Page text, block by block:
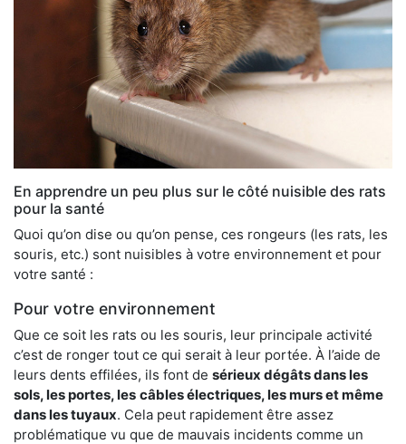
En apprendre un peu plus sur le côté nuisible des rats
pour la santé
Quoi qu’on dise ou qu’on pense, ces rongeurs (les rats, les
souris, etc.) sont nuisibles à votre environnement et pour
votre santé :
Pour votre environnement
Que ce soit les rats ou les souris, leur principale activité
c’est de ronger tout ce qui serait à leur portée. À l’aide de
leurs dents effilées, ils font de sérieux dégâts dans les
sols, les portes, les câbles électriques, les murs et même
dans les tuyaux. Cela peut rapidement être assez
problématique vu que de mauvais incidents comme un